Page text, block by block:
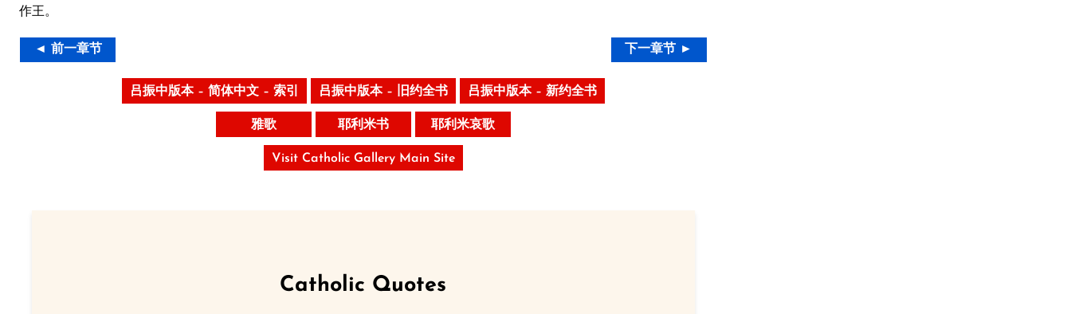
作王。
◄ 前一章节 下一章节 ►
吕振中版本 – 简体中文 – 索引 吕振中版本 – 旧约全书 吕振中版本 – 新约全书
雅歌 耶利米书 耶利米哀歌
Visit Catholic Gallery Main Site
Catholic Quotes